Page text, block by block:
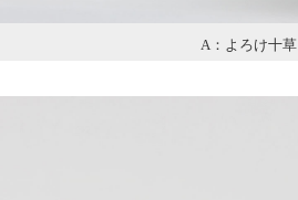
A：よろけ十草